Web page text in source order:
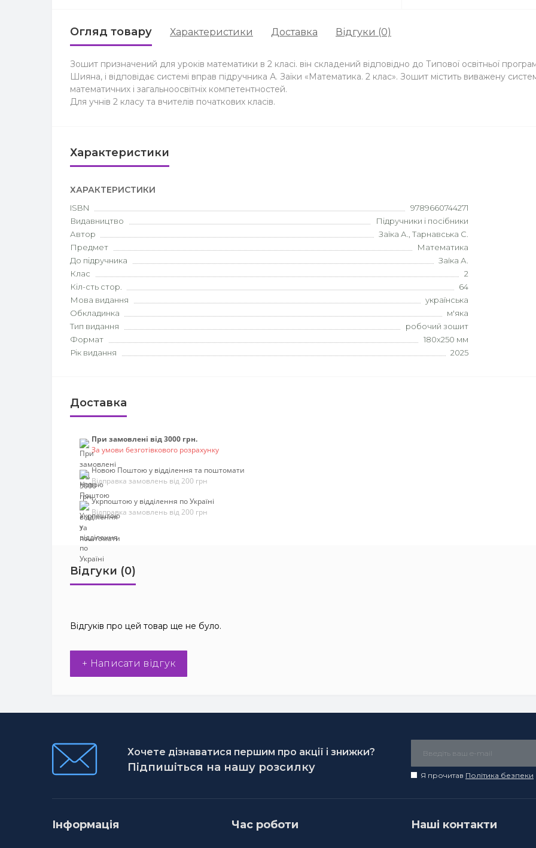
Огляд товару Характеристики Доставка Відгуки (0)
Зошит призначений для уроків математики в 2 класі. він складений відповідно до Типової освітньої
Шияна, і відповідає системі вправ підручника А. Заїки «Математика. 2 клас». Зошит містить виважену
математичних і загальноосвітніх компетентностей.
Для учнів 2 класу та вчителів початкових класів.
Характеристики
ХАРАКТЕРИСТИКИ
ISBN
9789660744271
Видавництво
Підручники і посібники
Автор
Заїка А., Тарнавська С.
Предмет
Математика
До підручника
Заїка А.
Клас
2
Кіл-сть стор.
64
Мова видання
українська
Обкладинка
м'яка
Тип видання
робочий зошит
Формат
180х250 мм
Рік видання
2025
Доставка
При замовлені від 3000 грн.
За умови безготівкового розрахунку
Новою Поштою у відділення та поштомати
Відправка замовлень від 200 грн
Укрпоштою у відділення по Україні
Відправка замовлень від 200 грн
Відгуки (0)
Відгуків про цей товар ще не було.
+ Написати відгук
Хочете дізнаватися першим про акції і знижки?
Підпишіться на нашу розсилку
Я прочитав Політика безпеки
Інформація Час роботи Наші контакти